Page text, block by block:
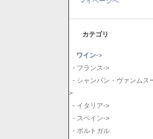
カテゴリ
ワイン->
- フランス->
- シャンパン・ヴァンムス
>
- イタリア->
- スペイン->
- ポルトガル